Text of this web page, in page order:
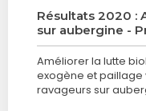
Résultats 2020 :
sur aubergine -
Améliorer la lutte
exogène et paillage
ravageurs sur